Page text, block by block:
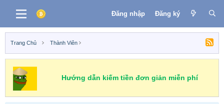
Đăng nhập Đăng ký
Trang Chủ Thành Viên
Hướng dẫn kiếm tiền đơn giản miễn phí